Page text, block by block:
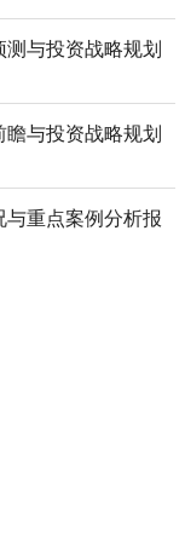
与投资战略规划
瞻与投资战略规划
与重点案例分析报